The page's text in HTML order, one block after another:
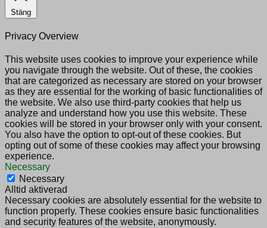
Stäng
Privacy Overview
This website uses cookies to improve your experience while
you navigate through the website. Out of these, the cookies
that are categorized as necessary are stored on your browser
as they are essential for the working of basic functionalities of
the website. We also use third-party cookies that help us
analyze and understand how you use this website. These
cookies will be stored in your browser only with your consent.
You also have the option to opt-out of these cookies. But
opting out of some of these cookies may affect your browsing
experience.
Necessary
Necessary
Alltid aktiverad
Necessary cookies are absolutely essential for the website to
function properly. These cookies ensure basic functionalities
and security features of the website, anonymously.